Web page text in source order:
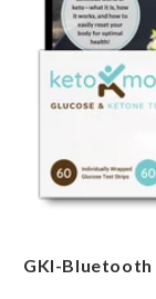
GKI-Bluetooth